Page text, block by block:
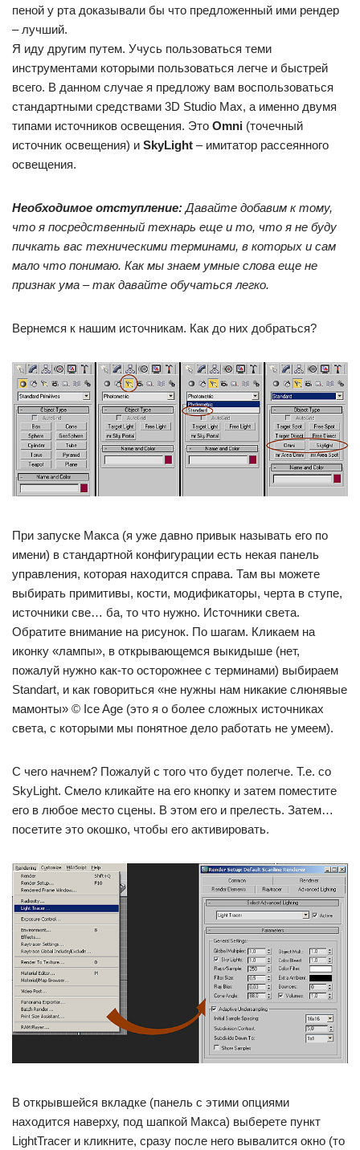
пеной у рта доказывали бы что предложенный ими рендер
– лучший.
Я иду другим путем. Учусь пользоваться теми
инструментами которыми пользоваться легче и быстрей
всего. В данном случае я предложу вам воспользоваться
стандартными средствами 3D Studio Max, а именно двумя
типами источников освещения. Это Omni (точечный
источник освещения) и SkyLight – имитатор рассеянного
освещения.
Необходимое отступление: Давайте добавим к тому,
что я посредственный технарь еще и то, что я не буду
пичкать вас техническими терминами, в которых и сам
мало что понимаю. Как мы знаем умные слова еще не
признак ума – так давайте обучаться легко.
Вернемся к нашим источникам. Как до них добраться?
При запуске Макса (я уже давно привык называть его по
имени) в стандартной конфигурации есть некая панель
управления, которая находится справа. Там вы можете
выбирать примитивы, кости, модификаторы, черта в ступе,
источники све… ба, то что нужно. Источники света.
Обратите внимание на рисунок. По шагам. Кликаем на
иконку «лампы», в открывающемся выкидыше (нет,
пожалуй нужно как-то осторожнее с терминами) выбираем
Standart, и как говориться «не нужны нам никакие слюнявые
мамонты» © Ice Age (это я о более сложных источниках
света, с которыми мы понятное дело работать не умеем).
С чего начнем? Пожалуй с того что будет полегче. Т.е. со
SkyLight. Смело кликайте на его кнопку и затем поместите
его в любое место сцены. В этом его и прелесть. Затем…
посетите это окошко, чтобы его активировать.
В открывшейся вкладке (панель с этими опциями
находится наверху, под шапкой Макса) выберете пункт
LightTracer и кликните, сразу после него вывалится окно (то